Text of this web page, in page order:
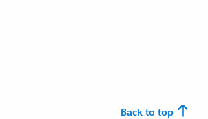
Back to top